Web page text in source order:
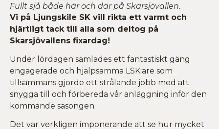
Fullt sjå både här och där på Skarsjövallen.
Vi på Ljungskile SK vill rikta ett varmt och
hjärtligt tack till alla som deltog på
Skarsjövallens fixardag!
Under lördagen samlades ett fantastiskt gäng
engagerade och hjälpsamma LSK:are som
tillsammans gjorde ett strålande jobb med att
snygga till och förbereda vår anläggning inför den
kommande säsongen.
Det var verkligen imponerande att se hur mycket